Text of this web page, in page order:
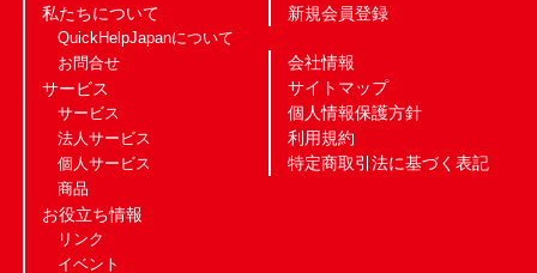
私たちについて
QuickHelpJapanについて
お問合せ
サービス
サービス
法人サービス
個人サービス
商品
お役立ち情報
リンク
イベント
新規会員登録
会社情報
サイトマップ
個人情報保護方針
利用規約
特定商取引法に基づく表記